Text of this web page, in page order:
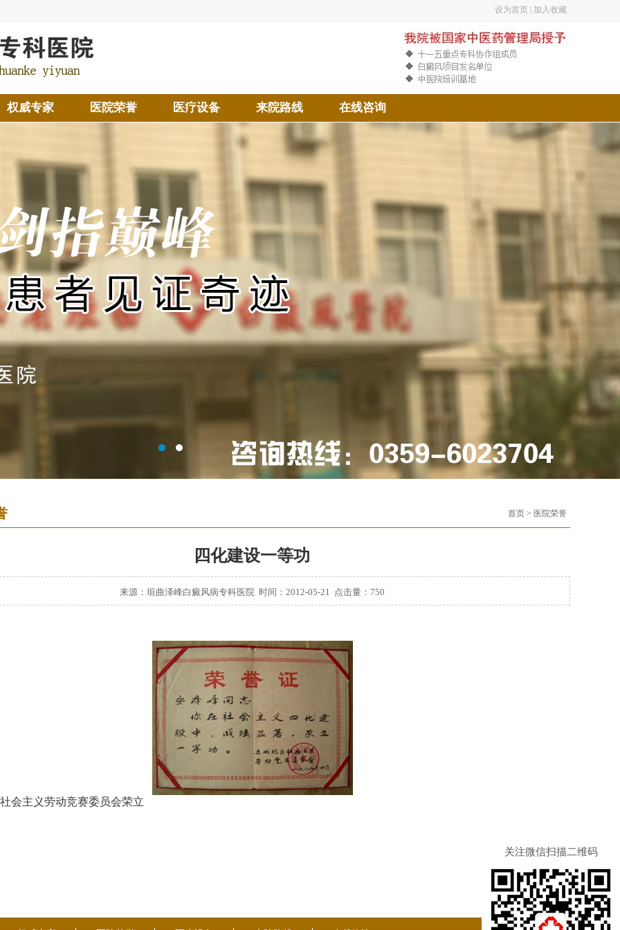
设为首页 加入收藏
权威专家 医院荣誉 医疗设备 来院路线 在线咨询
关注微信扫描二维码
首页 > 医院荣誉
四化建设一等功
来源：垣曲泽峰白癜风病专科医院 时间：2012-05-21 点击量： 750
主义劳动竞赛委员会荣立